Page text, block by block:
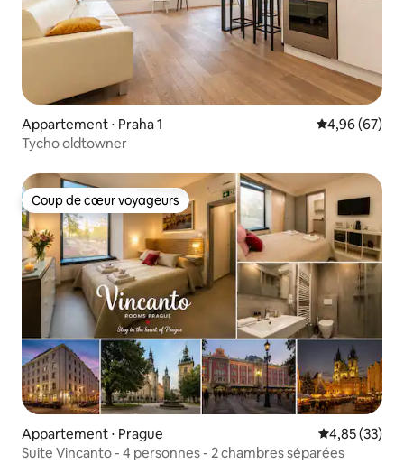
Appartement ⋅ Praha 1 Évaluation
4,96 (67)
Tycho oldtowner
Coup de cœur voyageurs
Coup de cœur voyageurs
Appartement ⋅ Prague Évaluation
4,85 (33)
Suite Vincanto - 4 personnes - 2 chambres séparées